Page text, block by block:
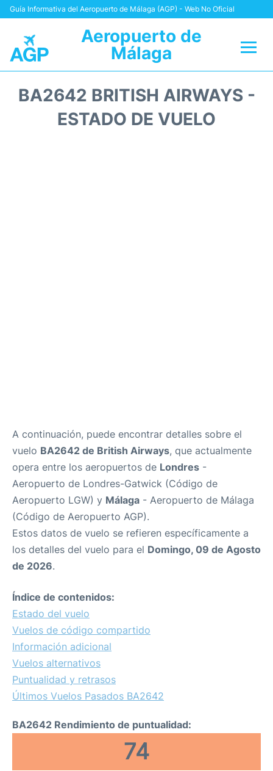
Guía Informativa del Aeropuerto de Málaga (AGP) - Web No Oficial
Aeropuerto de
Málaga
BA2642 BRITISH AIRWAYS -
ESTADO DE VUELO
A continuación, puede encontrar detalles sobre el
vuelo BA2642 de British Airways, que actualmente
opera entre los aeropuertos de Londres -
Aeropuerto de Londres-Gatwick (Código de
Aeropuerto LGW) y Málaga - Aeropuerto de Málaga
(Código de Aeropuerto AGP).
Estos datos de vuelo se refieren específicamente a
los detalles del vuelo para el Domingo, 09 de Agosto
de 2026.
Índice de contenidos:
Estado del vuelo
Vuelos de código compartido
Información adicional
Vuelos alternativos
Puntualidad y retrasos
Últimos Vuelos Pasados BA2642
BA2642 Rendimiento de puntualidad:
74